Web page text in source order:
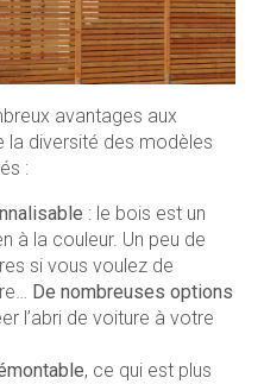
avantages aux
la diversité des modèles
:
: le bois est un
à la couleur. Un peu de
si vous voulez de
De nombreuses options
l’abri de voiture à votre
, ce qui est plus